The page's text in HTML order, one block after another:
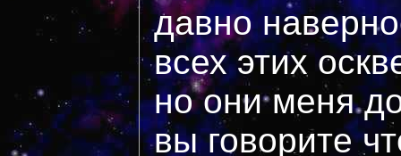
давно
всех этих
но они меня
вы говорите